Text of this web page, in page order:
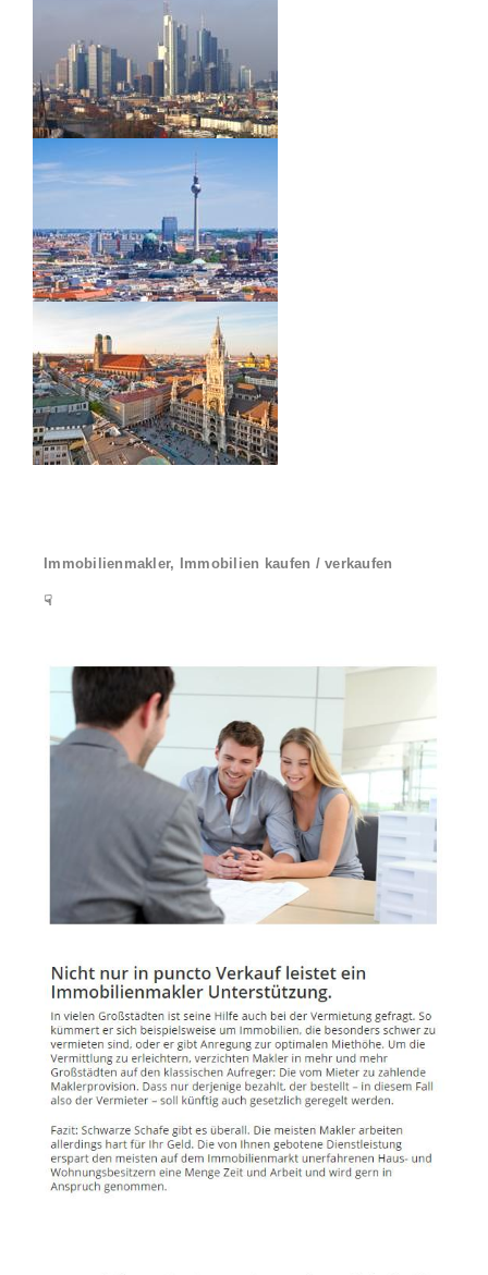
Immobilienmakler, Immobilien kaufen / verkaufen
☟